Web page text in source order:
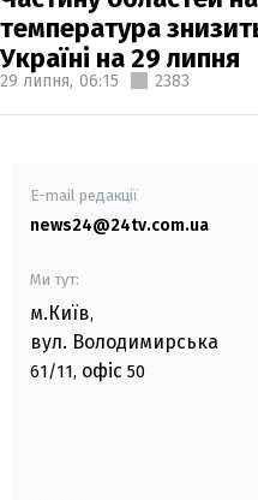
температура
Україні на 29 липня
29 липня, 06:15 2383
E-mail редакції
news24@24tv.com.ua
Ми тут:
м.Київ,
вул. Володимирська
61/11, офіс 50